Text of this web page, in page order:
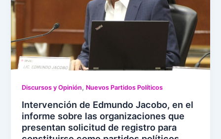
Discursos y Opinión, Nuevos Partidos Políticos
Intervención de Edmundo Jacobo, en el
informe sobre las organizaciones que
presentan solicitud de registro para